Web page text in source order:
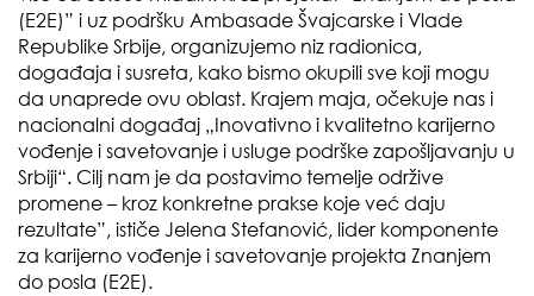
(E2E)” i uz podršku Ambasade Švajcarske i Vlade
Republike Srbije, organizujemo niz radionica,
događaja i susreta, kako bismo okupili sve koji mogu
da unaprede ovu oblast. Krajem maja, očekuje nas i
nacionalni događaj „Inovativno i kvalitetno karijerno
vođenje i savetovanje i usluge podrške zapošljavanju u
Srbiji“. Cilj nam je da postavimo temelje održive
promene – kroz konkretne prakse koje već daju
rezultate”, ističe Jelena Stefanović, lider komponente
za karijerno vođenje i savetovanje projekta Znanjem
do posla (E2E).